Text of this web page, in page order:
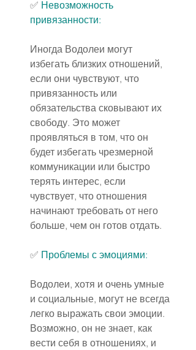
✅ Невозможность
привязанности:
Иногда Водолеи могут
избегать близких отношений,
если они чувствуют, что
привязанность или
обязательства сковывают их
свободу. Это может
проявляться в том, что он
будет избегать чрезмерной
коммуникации или быстро
терять интерес, если
чувствует, что отношения
начинают требовать от него
больше, чем он готов отдать.
✅ Проблемы с эмоциями:
Водолеи, хотя и очень умные
и социальные, могут не всегда
легко выражать свои эмоции.
Возможно, он не знает, как
вести себя в отношениях, и